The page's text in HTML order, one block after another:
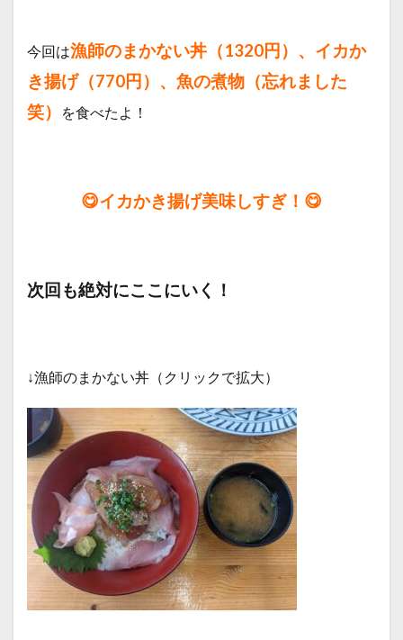
今回は漁師のまかない丼（1320円）、イカか
き揚げ（770円）、魚の煮物（忘れました
笑）
を食べたよ！
😋イカかき揚げ美味しすぎ！😋
次回も絶対にここにいく！
↓漁師のまかない丼（クリックで拡大）